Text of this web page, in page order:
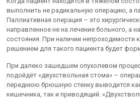
выполнить не радикальную операцию, а
Паллиативная операция – это
направленное не на лечение больного, а
состояния. При наличии непроходимости
решением для такого пациента будет
При далеко зашедшем опухолевом
подойдёт «двухствольная стома» –
переднюю брюшную стенку выводится
кишечника, так и приводящий.